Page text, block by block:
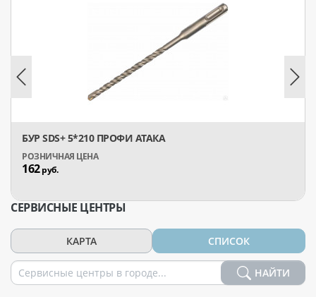
БУР SDS+ 5*210 ПРОФИ АТАКА
162руб.
СЕРВИСНЫЕ ЦЕНТРЫ
КАРТА СПИСОК
НАЙТИ